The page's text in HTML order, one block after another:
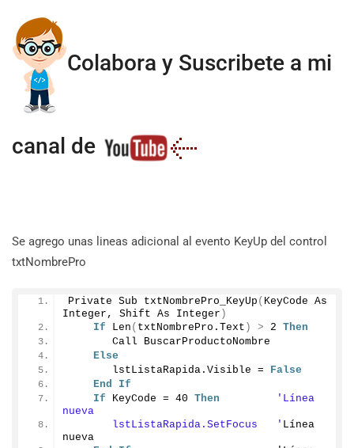
Colabora y Suscribete a mi
canal de
Se agrego unas lineas adicional al evento KeyUp del control
txtNombrePro
Private Sub txtNombrePro_KeyUp ( KeyCode As
Integer, Shift As Integer )
If
Len ( txtNombrePro. Text ) > 2 Then
       Call BuscarProductoNombre
Else
       lstListaRapida.
Visible = False
End
If
If KeyCode = 40 Then
'Línea
nueva
       lstListaRapida.SetFocus   '
Línea
nueva